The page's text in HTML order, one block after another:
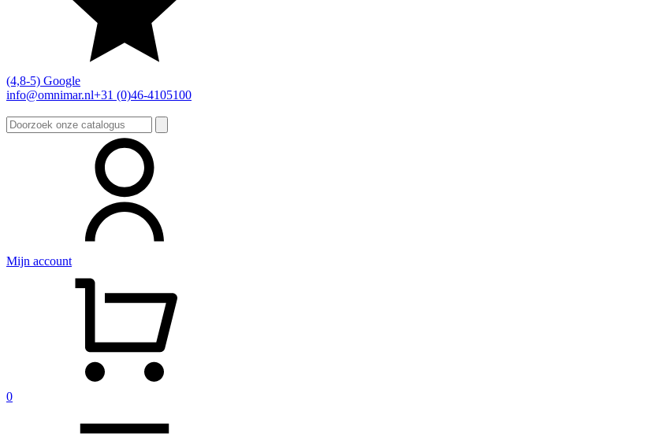
(4,8-5) Google
info@omnimar.nl+31 (0)46-4105100
Zoeken
naar:
Mijn account
0